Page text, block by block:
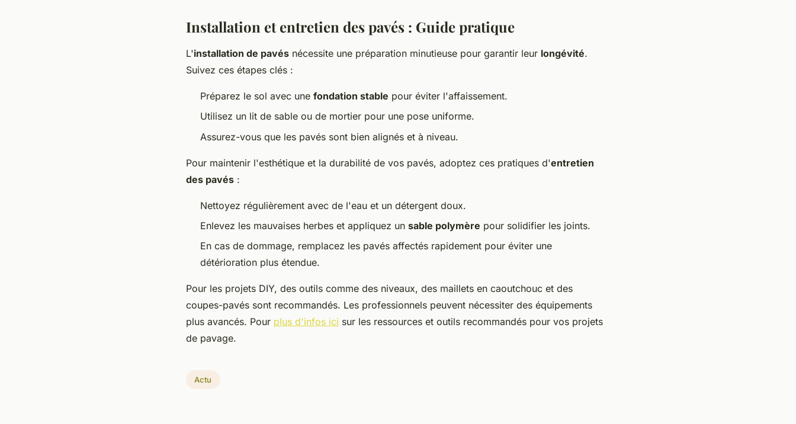
Installation et entretien des pavés : Guide pratique
L'installation de pavés nécessite une préparation minutieuse pour garantir leur longévité.
Suivez ces étapes clés :
Préparez le sol avec une fondation stable pour éviter l'affaissement.
Utilisez un lit de sable ou de mortier pour une pose uniforme.
Assurez-vous que les pavés sont bien alignés et à niveau.
Pour maintenir l'esthétique et la durabilité de vos pavés, adoptez ces pratiques d'entretien
des pavés :
Nettoyez régulièrement avec de l'eau et un détergent doux.
Enlevez les mauvaises herbes et appliquez un sable polymère pour solidifier les joints.
En cas de dommage, remplacez les pavés affectés rapidement pour éviter une
détérioration plus étendue.
Pour les projets DIY, des outils comme des niveaux, des maillets en caoutchouc et des
coupes-pavés sont recommandés. Les professionnels peuvent nécessiter des équipements
plus avancés. Pour plus d'infos ici sur les ressources et outils recommandés pour vos projets
de pavage.
Actu